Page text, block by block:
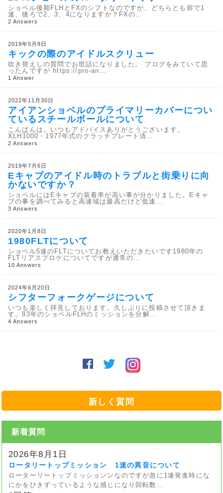
ショベル後期FLHとFXのシフトなのですが、どちらとも前で1
速、後ろで2、3、4になりますか？FXの…
2 Answers
2019年5月8日
キックの際のアイドルスクリュー
吹き替えしの質問でお世話になりました。 ブログをみていて思
ったんですが https://pro-an…
1 Answer
2022年11月30日
アイアンショベルのプライマリーカバーについ
ているスチールボールについて
こんばんは。いつもアドバイスありがとうございます。
XLH1000・1977年式のクラッチプレート清…
2 Answers
2019年7月6日
Eキャブのアイドル時のトラブルと街乗りに向
かないですか？
ショベルにはEキャブの装着率が高い事が分かりました。Eキャ
ブの事を調べてみると高速域は最高だけど低速…
3 Answers
2020年1月8日
1980FLTについて
ショベル5速のFLTについてお教えいただきたいです1980年の
FLTリアスプロケについてですが通常の…
10 Answers
2024年6月20日
シフターフォークゲージについて
いつも楽しく拝見しております。久しぶりに投稿させて頂きま
す。83年のショベルFLHのミッションを分解…
4 Answers
新しく質問
新着質問
2026年8月1日
ロータリートップミッション 1速の異音について
ローターリートップミッションンなのですが急に1速発進時にな
にかをひきずっているような感じになり回転数…